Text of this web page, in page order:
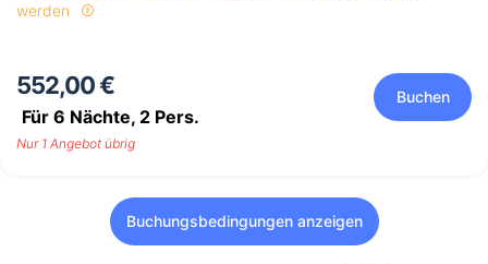
werden
552,00 €
Für 6 Nächte, 2 Pers.
Buchen
Nur 1 Angebot übrig
Buchungsbedingungen anzeigen